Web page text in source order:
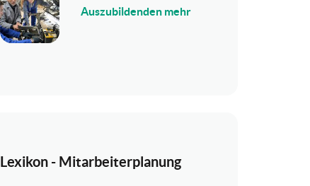
Auszubildenden mehr
Lexikon - Mitarbeiterplanung